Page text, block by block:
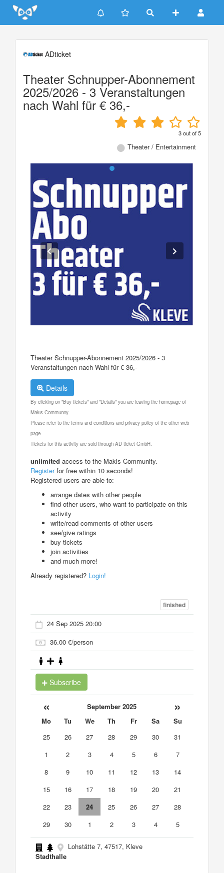
Update cookies preferences
ADticket
Theater Schnupper-Abonnement
2025/2026 - 3 Veranstaltungen
nach Wahl für € 36,-
3out of5
Theater / Entertainment
Theater Schnupper-Abonnement 2025/2026 - 3
Veranstaltungen nach Wahl für € 36,-
Details
By clicking on "Buy tickets" and "Details" you are leaving the homepage of
Makis Community.
Please refer to the terms and conditions and privacy policy of the other web
page.
Tickets for this activity are sold through AD ticket GmbH.
unlimited access to the Makis Community.
Registerfor free within 10 seconds!
Registered users are able to:
arrange dates with other people
find other users, who want to participate on this
activity
write/read comments of other users
see/give ratings
buy tickets
join activities
and much more!
Already registered? Login!
finished
24 Sep 2025 20:00
36.00 €/person
Subscribe
« September 2025 »
Mo Tu We Th Fr Sa
Su
25
26 27 28 29 30
31
1
2 3 4 5 6
7
8
9 10 11 12 13
14
15
16 17 18 19 20
21
22
23 24 25 26 27
28
29
30 1 2 3 4 5
Lohstätte 7, 47517, Kleve
Stadthalle